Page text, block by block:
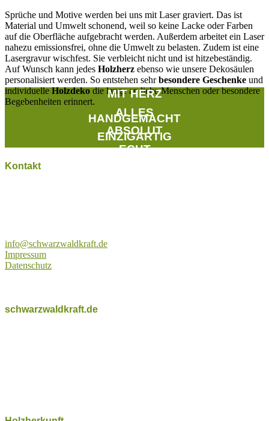
Sprüche und Motive werden bei uns mit Laser graviert. Das ist
Material und Umwelt schonend, weil so keine Lacke oder Farben
auf die Oberfläche aufgebracht werden. Außerdem arbeitet ein Laser
nahezu emissionsfrei, ohne die Umwelt zu belasten. Zudem ist eine
Lasergravur wischfest. Sie verbleicht nicht und ist hitzebeständig.
Auf Wunsch kann jedes Holzherz ebenso wie unsere Dekosäulen
personalisiert werden. So entstehen sehrbesondere Geschenke und
individuelleHolzdekodie lange an liebe Menschen oder besondere
Begebenheiten erinnert.
MIT HERZ
HANDGEMACHT
ALLES
EINZIGARTIG
ABSOLUT
ECHT
Kontakt
info@schwarzwaldkraft.de
Impressum
Datenschutz
schwarzwaldkraft.de